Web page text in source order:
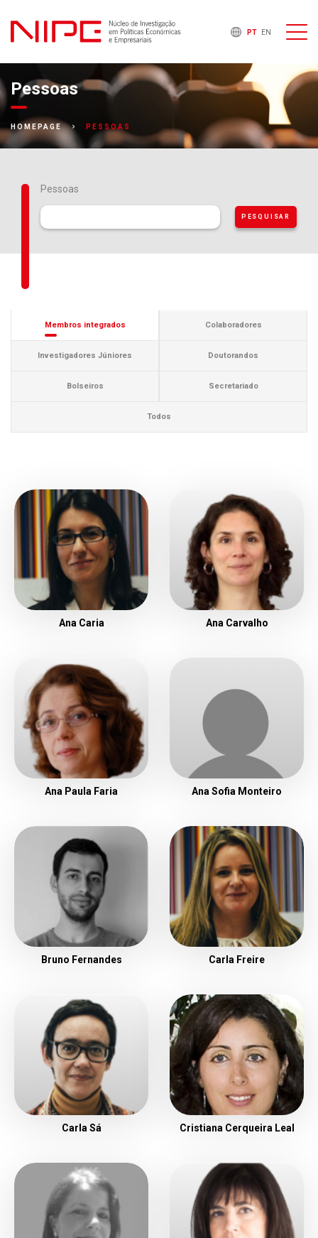
PT EN
Pessoas
HOMEPAGE PESSOAS
Pessoas
Membros integrados Colaboradores
Investigadores Júniores Doutorandos
Bolseiros Secretariado
Todos
Ana Caria Ana Carvalho
Ana Paula Faria Ana Sofia Monteiro
Bruno Fernandes Carla Freire
Carla Sá Cristiana Cerqueira Leal